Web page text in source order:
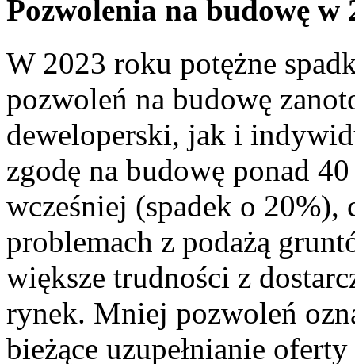
Pozwolenia na budowę w
W 2023 roku potężne
pozwoleń na budowę
deweloperski, jak i
zgodę na budowę ponad
wcześniej (spadek o
problemach z podażą
większe trudności z
rynek. Mniej pozwoleń
bieżące uzupełnianie